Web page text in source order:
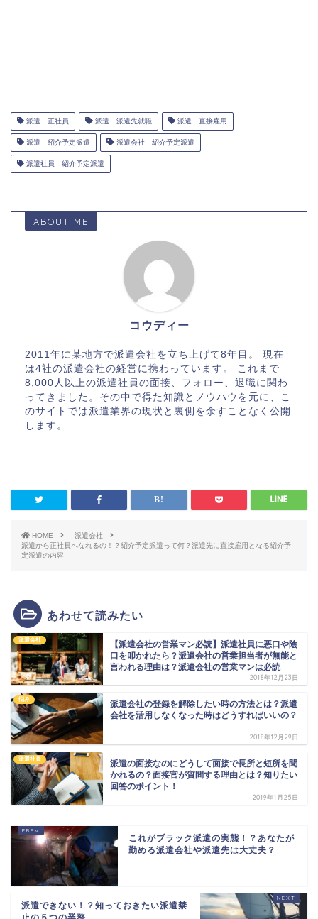
派遣 正社員 派遣 派遣先就職 派遣 直接雇用
派遣 紹介予定派遣 派遣会社 紹介予定派遣
派遣社員 紹介予定派遣
ABOUT ME
コウディー
2011年に某地方で派遣会社を立ち上げて8年目。 現在
は4社の派遣会社の経営に携わっています。 これまで
8,000人以上の派遣社員の面接、フォロー、退職に関わ
ってきました。その中で得た知識とノウハウを元に、こ
のサイトでは派遣業界の現状と裏側を余すことなく公開
します。
HOME
派遣会社
派遣から正社員へなれるの！？紹介予定派遣って何？派遣先に直接雇用となる紹介予
定派遣の内容
あわせて読みたい
派遣会社
【派遣会社の営業マン必読】派遣社員に悪口や陰
口を叩かれたら？派遣会社の営業担当者が無能と
言われる理由は？派遣会社の営業マンは必読
2018年12月23日
悩み
派遣会社の登録を解除したい時の方法とは？派遣
会社を活用しなくなった時はどうすればいいの？
2018年12月29日
派遣社員
派遣の面接なのにどうして面接で長所と短所を聞
かれるの？面接官が質問する理由とは？知りたい
回答のポイント！
2019年1月25日
これがブラック派遣の実態！？あなたが
勤める派遣会社や派遣先は大丈夫？
派遣できない！？知っておきたい派遣禁